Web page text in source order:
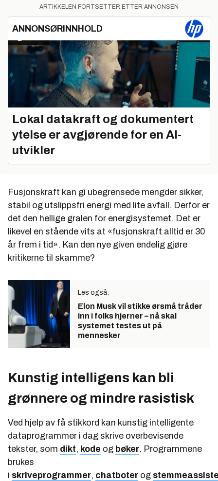
ARTIKKELEN FORTSETTER ETTER ANNONSEN
ANNONSØRINNHOLD
Lokal datakraft og dokumentert
ytelse er avgjørende for en AI-
utvikler
Fusjonskraft kan gi ubegrensede mengder sikker,
stabil og utslippsfri energi med lite avfall. Derfor er
det den hellige gralen for energisystemet. Det er
likevel en stående vits at «fusjonskraft alltid er 30
år frem i tid». Kan den nye given endelig gjøre
kritikerne til skamme?
Les også:
Elon Musk vil stikke ørsmå tråder
inn i folks hjerner – nå skal
systemet testes ut på
mennesker
Kunstig intelligens kan bli
grønnere og mindre rasistisk
Ved hjelp av få stikkord kan kunstig intelligente
dataprogrammer i dag skrive overbevisende
tekster, som dikt, kode og bøker. Programmene
brukes
i skriveprogrammer, chatboter og